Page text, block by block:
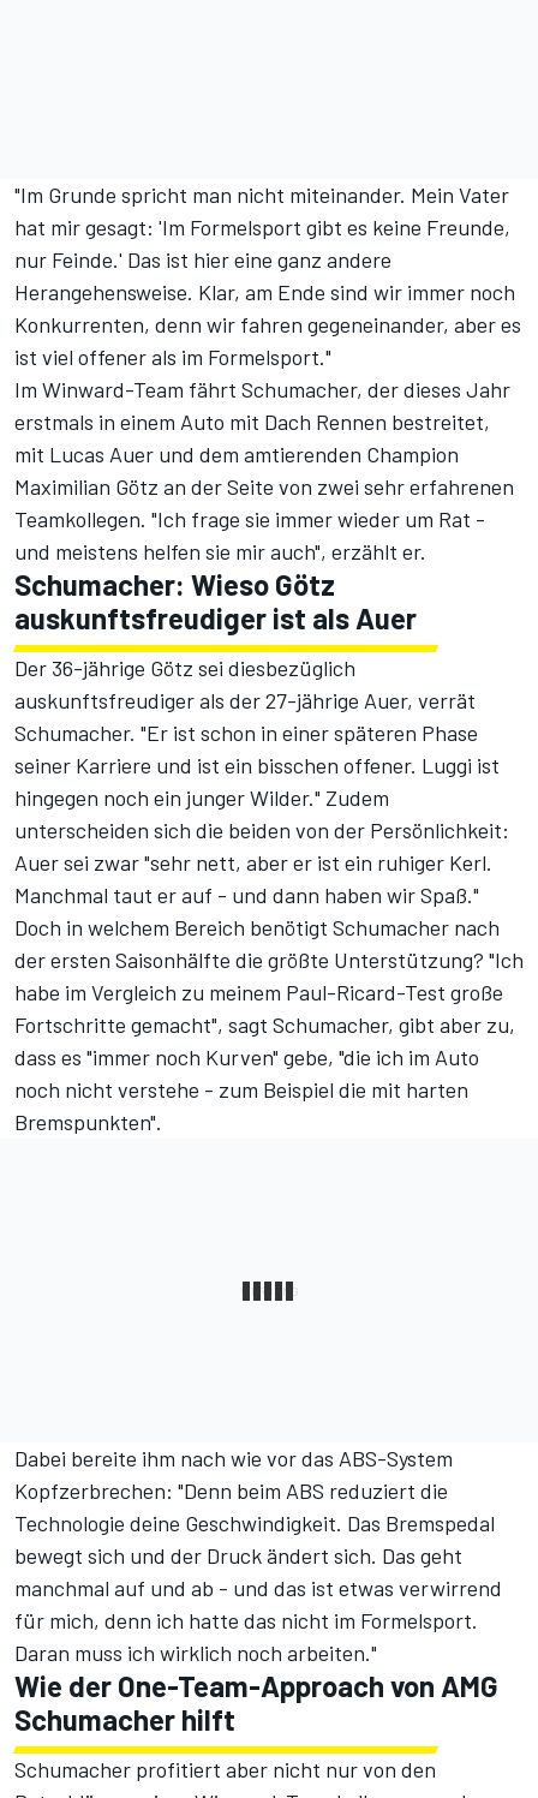
"Im Grunde spricht man nicht miteinander. Mein Vater
hat mir gesagt: 'Im Formelsport gibt es keine Freunde,
nur Feinde.' Das ist hier eine ganz andere
Herangehensweise. Klar, am Ende sind wir immer noch
Konkurrenten, denn wir fahren gegeneinander, aber es
ist viel offener als im Formelsport."
Im Winward-Team fährt Schumacher, der dieses Jahr
erstmals in einem Auto mit Dach Rennen bestreitet,
mit Lucas Auer und dem amtierenden Champion
Maximilian Götz an der Seite von zwei sehr erfahrenen
Teamkollegen. "Ich frage sie immer wieder um Rat -
und meistens helfen sie mir auch", erzählt er.
Schumacher: Wieso Götz
auskunftsfreudiger ist als Auer
Der 36-jährige Götz sei diesbezüglich
auskunftsfreudiger als der 27-jährige Auer, verrät
Schumacher. "Er ist schon in einer späteren Phase
seiner Karriere und ist ein bisschen offener. Luggi ist
hingegen noch ein junger Wilder." Zudem
unterscheiden sich die beiden von der Persönlichkeit:
Auer sei zwar "sehr nett, aber er ist ein ruhiger Kerl.
Manchmal taut er auf - und dann haben wir Spaß."
Doch in welchem Bereich benötigt Schumacher nach
der ersten Saisonhälfte die größte Unterstützung? "Ich
habe im Vergleich zu meinem Paul-Ricard-Test große
Fortschritte gemacht", sagt Schumacher, gibt aber zu,
dass es "immer noch Kurven" gebe, "die ich im Auto
noch nicht verstehe - zum Beispiel die mit harten
Bremspunkten".
Dabei bereite ihm nach wie vor das ABS-System
Kopfzerbrechen: "Denn beim ABS reduziert die
Technologie deine Geschwindigkeit. Das Bremspedal
bewegt sich und der Druck ändert sich. Das geht
manchmal auf und ab - und das ist etwas verwirrend
für mich, denn ich hatte das nicht im Formelsport.
Daran muss ich wirklich noch arbeiten."
Wie der One-Team-Approach von AMG
Schumacher hilft
Schumacher profitiert aber nicht nur von den